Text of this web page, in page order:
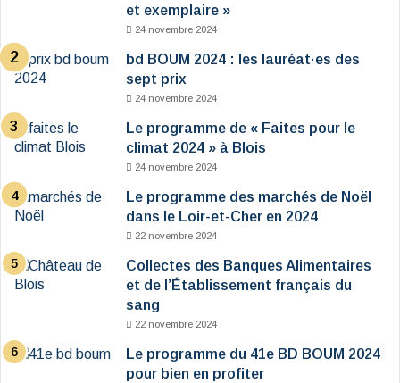
et exemplaire »
24 novembre 2024
bd BOUM 2024 : les lauréat·es des
sept prix
24 novembre 2024
Le programme de « Faites pour le
climat 2024 » à Blois
24 novembre 2024
Le programme des marchés de Noël
dans le Loir-et-Cher en 2024
22 novembre 2024
Collectes des Banques Alimentaires
et de l’Établissement français du
sang
22 novembre 2024
Le programme du 41e BD BOUM 2024
pour bien en profiter